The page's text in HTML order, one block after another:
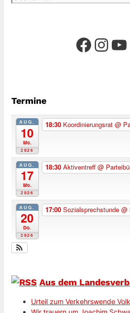
nach:
Termine
AUG.
10
Mo.
2026
18:30 Koordinierungsrat @
AUG.
17
Mo.
2026
18:30 Aktiventreff @
AUG.
20
Do.
2026
17:00 Sozialsprechstunde @
Aus dem
Urteil zum Verkehrswende